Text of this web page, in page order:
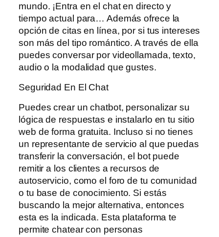
mundo. ¡Entra en el chat en directo y
tiempo actual para… Además ofrece la
opción de citas en línea, por si tus intereses
son más del tipo romántico. A través de ella
puedes conversar por videollamada, texto,
audio o la modalidad que gustes.
Seguridad En El Chat
Puedes crear un chatbot, personalizar su
lógica de respuestas e instalarlo en tu sitio
web de forma gratuita. Incluso si no tienes
un representante de servicio al que puedas
transferir la conversación, el bot puede
remitir a los clientes a recursos de
autoservicio, como el foro de tu comunidad
o tu base de conocimiento. Si estás
buscando la mejor alternativa, entonces
esta es la indicada. Esta plataforma te
permite chatear con personas